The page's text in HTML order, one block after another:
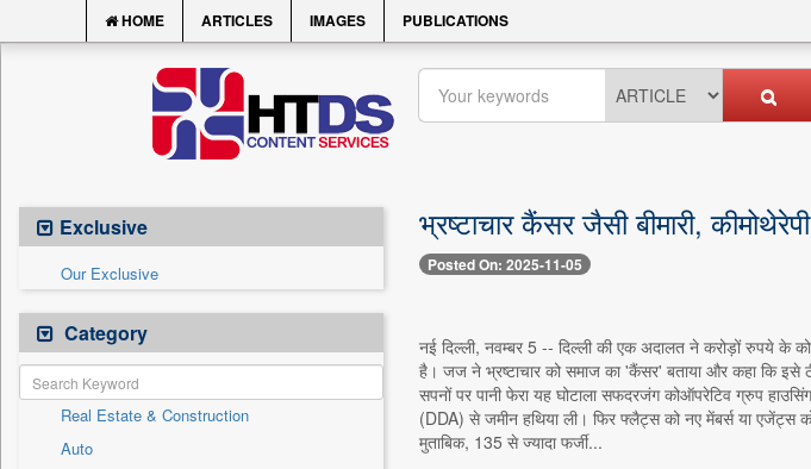
HOME ARTICLES IMAGES PUBLICATIONS
Exclusive
Our Exclusive
Category
Real Estate & Construction
Auto
भ्रष्टाचार कैंसर जैसी बीमारी,
Posted On: 2025-11-05
नई दिल्ली, नवम्बर 5 -- दिल्ली की एक अदालत ने करोड़ों रुपये के
है। जज ने भ्रष्टाचार को समाज का 'कैंसर' बताया और कहा कि इसे
सपनों पर पानी फेरा यह घोटाला सफदरजंग कोऑपरेटिव ग्रुप
(DDA) से जमीन हथिया ली। फिर फ्लैट्स को नए मेंबर्स या एजेंट्स
मुताबिक, 135 से ज्यादा फर्जी...